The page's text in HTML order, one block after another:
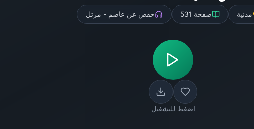
مدنية صفحة 531 حفص عن عاصم - مرتل
اضغط للتشغيل